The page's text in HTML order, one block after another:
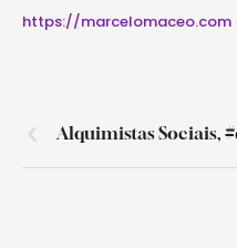
https://marcelomaceo.com
Alquimistas Sociais,